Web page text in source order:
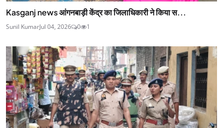
Kasganj news आंगनबाड़ी केंद्र का जिलाधिकारी ने किया स...
Sunil KumarJul 04, 2026 0 1